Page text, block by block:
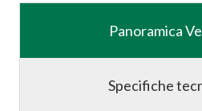
Panoramica
Specifiche